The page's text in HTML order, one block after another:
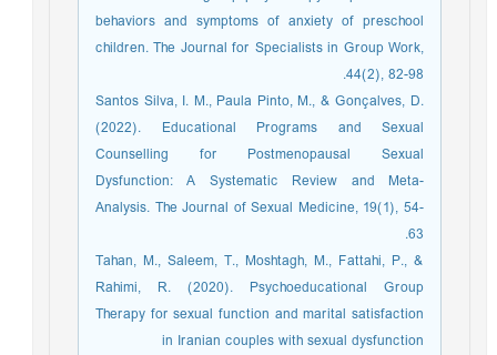
behaviors and symptoms of anxiety of preschool
children. The Journal for Specialists in Group Work,
44(2), 82-98.
Santos Silva, I. M., Paula Pinto, M., & Gonçalves, D.
(2022). Educational Programs and Sexual
Counselling for Postmenopausal Sexual
Dysfunction: A Systematic Review and Meta-
Analysis. The Journal of Sexual Medicine, 19(1), 54-
63.
Tahan, M., Saleem, T., Moshtagh, M., Fattahi, P., &
Rahimi, R. (2020). Psychoeducational Group
Therapy for sexual function and marital satisfaction
in Iranian couples with sexual dysfunction